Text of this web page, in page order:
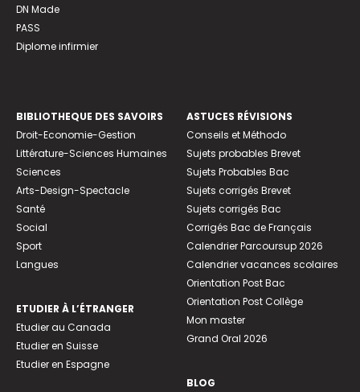
DN Made
PASS
Diplome infirmier
BIBLIOTHEQUE DES SAVOIRS
Droit-Economie-Gestion
Littérature-Sciences Humaines
Sciences
Arts-Design-Spectacle
Santé
Social
Sport
Langues
ETUDIER À L’ÉTRANGER
Etudier au Canada
Etudier en Suisse
Etudier en Espagne
ASTUCES RÉVISIONS
Conseils et Méthodo
Sujets probables Brevet
Sujets Probables Bac
Sujets corrigés Brevet
Sujets corrigés Bac
Corrigés Bac de Français
Calendrier Parcoursup 2026
Calendrier vacances scolaires
Orientation Post Bac
Orientation Post Collège
Mon master
Grand Oral 2026
BLOG